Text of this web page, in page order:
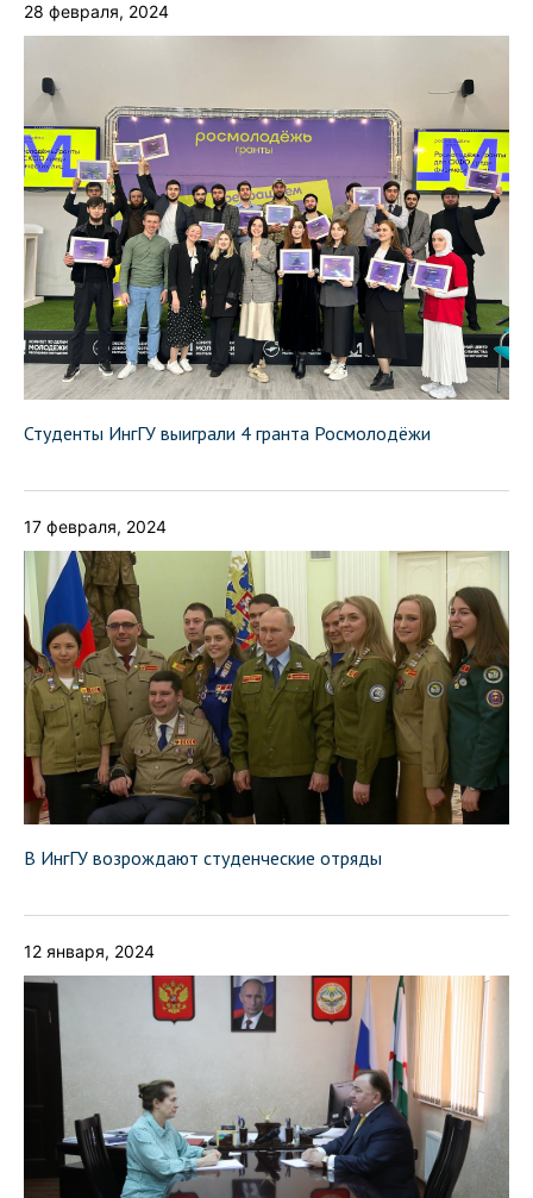
28 февраля, 2024
Студенты ИнгГУ выиграли 4 гранта Росмолодёжи
17 февраля, 2024
В ИнгГУ возрождают студенческие отряды
12 января, 2024